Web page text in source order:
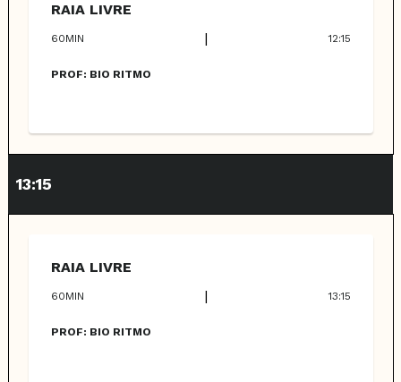
RAIA LIVRE
60MIN | 12:15
PROF: BIO RITMO
13:15
RAIA LIVRE
60MIN | 13:15
PROF: BIO RITMO